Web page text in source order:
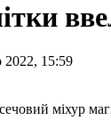
15:59